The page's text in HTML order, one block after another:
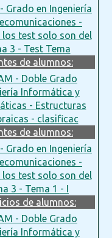
Grado en Ingeniería
-
los test solo son del
3 - Test Tema
de alumnos:
- Doble Grado
Informática y
- Estructuras
- clasificac
de alumnos:
Grado en Ingeniería
-
los test solo son del
3 - Tema 1 - I
de alumnos:
- Doble Grado
Informática y